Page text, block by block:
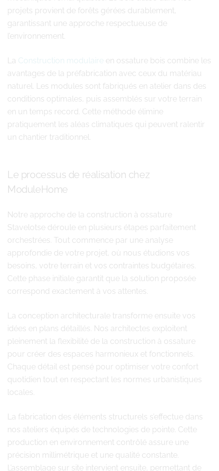
projets provient de forêts gérées durablement,
garantissant une approche respectueuse de
l’environnement.
La Construction modulaire en ossature bois combine les
avantages de la préfabrication avec ceux du matériau
naturel. Les modules sont fabriqués en atelier dans des
conditions optimales, puis assemblés sur votre terrain
en un temps record. Cette méthode élimine
pratiquement les aléas climatiques qui peuvent ralentir
un chantier traditionnel.
Le processus de réalisation chez
ModuleHome
Notre approche de la construction à ossature
Stavelotse déroule en plusieurs étapes parfaitement
orchestrées. Tout commence par une analyse
approfondie de votre projet, où nous étudions vos
besoins, votre terrain et vos contraintes budgétaires.
Cette phase initiale garantit que la solution proposée
correspond exactement à vos attentes.
La conception architecturale transforme ensuite vos
idées en plans détaillés. Nos architectes exploitent
pleinement la flexibilité de la construction à ossature
pour créer des espaces harmonieux et fonctionnels.
Chaque détail est pensé pour optimiser votre confort
quotidien tout en respectant les normes urbanistiques
locales.
La fabrication des éléments structurels s’effectue dans
nos ateliers équipés de technologies de pointe. Cette
production en environnement contrôlé assure une
précision millimétrique et une qualité constante.
L’assemblage sur site intervient ensuite, permettant de